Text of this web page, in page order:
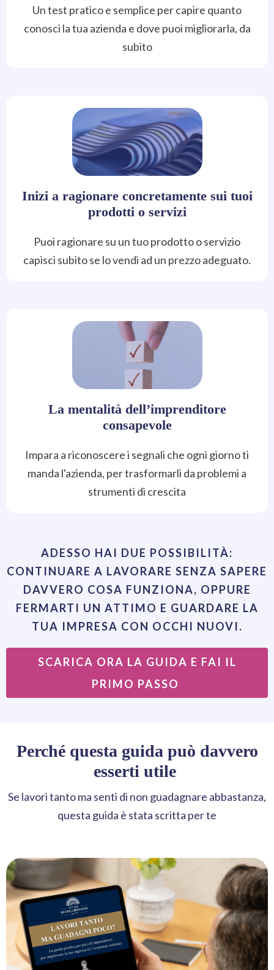
Un test pratico e semplice per capire quanto
conosci la tua azienda e dove puoi migliorarla, da
subito
Inizi a ragionare concretamente sui tuoi
prodotti o servizi
Puoi ragionare su un tuo prodotto o servizio
capisci subito se lo vendi ad un prezzo adeguato.
La mentalità dell’imprenditore
consapevole
Impara a riconoscere i segnali che ogni giorno ti
manda l'azienda, per trasformarli da problemi a
strumenti di crescita
ADESSO HAI DUE POSSIBILITÀ:
CONTINUARE A LAVORARE SENZA SAPERE
DAVVERO COSA FUNZIONA, OPPURE
FERMARTI UN ATTIMO E GUARDARE LA
TUA IMPRESA CON OCCHI NUOVI.
SCARICA ORA LA GUIDA E FAI IL
PRIMO PASSO
Perché questa guida può davvero
esserti utile
Se lavori tanto ma senti di non guadagnare abbastanza,
questa guida è stata scritta per te